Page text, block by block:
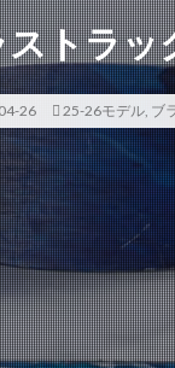
ストラ
26 25-26モデル, ブ